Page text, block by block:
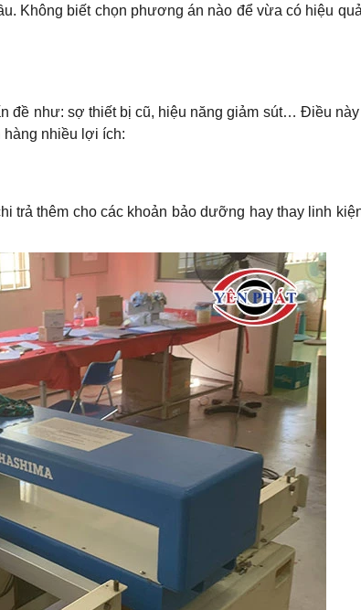
Không biết chọn phương án nào để vừa có hiệu
đề như: sợ thiết bị cũ, hiệu năng giảm sút… Điều này
hàng nhiều lợi ích:
trả thêm cho các khoản bảo dưỡng hay thay linh